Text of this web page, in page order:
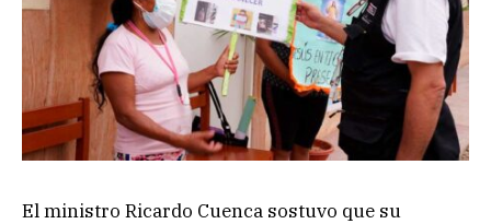
El ministro Ricardo Cuenca sostuvo que su